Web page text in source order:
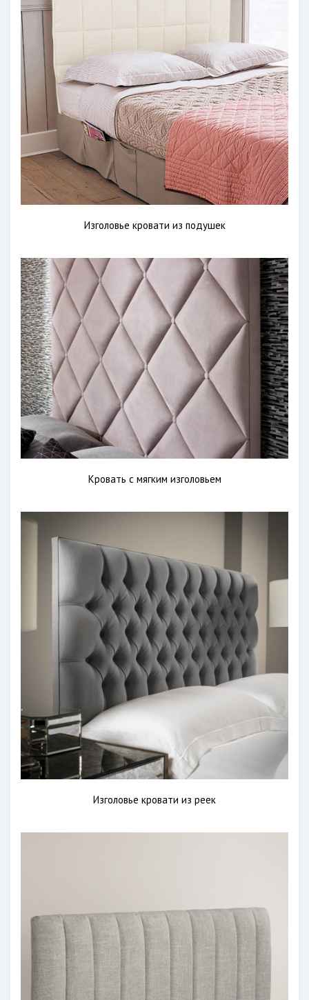
Изголовье кровати из подушек
Кровать с мягким изголовьем
Изголовье кровати из реек